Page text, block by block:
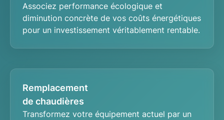
Associez performance écologique et
diminution concrète de vos coûts énergétiques
pour un investissement véritablement rentable.
Remplacement
de chaudières
Transformez votre équipement actuel par un